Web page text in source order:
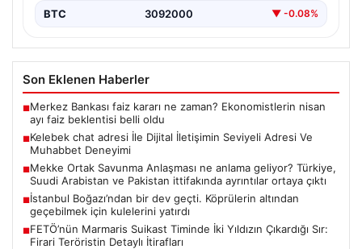
BTC 3092000 ▼ -0.08%
Son Eklenen Haberler
■Merkez Bankası faiz kararı ne zaman? Ekonomistlerin nisan
ayı faiz beklentisi belli oldu
■Kelebek chat adresi İle Dijital İletişimin Seviyeli Adresi Ve
Muhabbet Deneyimi
■Mekke Ortak Savunma Anlaşması ne anlama geliyor? Türkiye,
Suudi Arabistan ve Pakistan ittifakında ayrıntılar ortaya çıktı
■İstanbul Boğazı’ndan bir dev geçti. Köprülerin altından
geçebilmek için kulelerini yatırdı
■FETÖ’nün Marmaris Suikast Timinde İki Yıldızın Çıkardığı Sır:
Firari Teröristin Detaylı İtirafları